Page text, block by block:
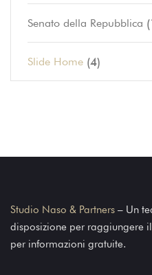
Senato della Repubblica
Slide Home (4)
Studio Naso & Partners – Un
disposizione per raggiungere
per informazioni gratuite.